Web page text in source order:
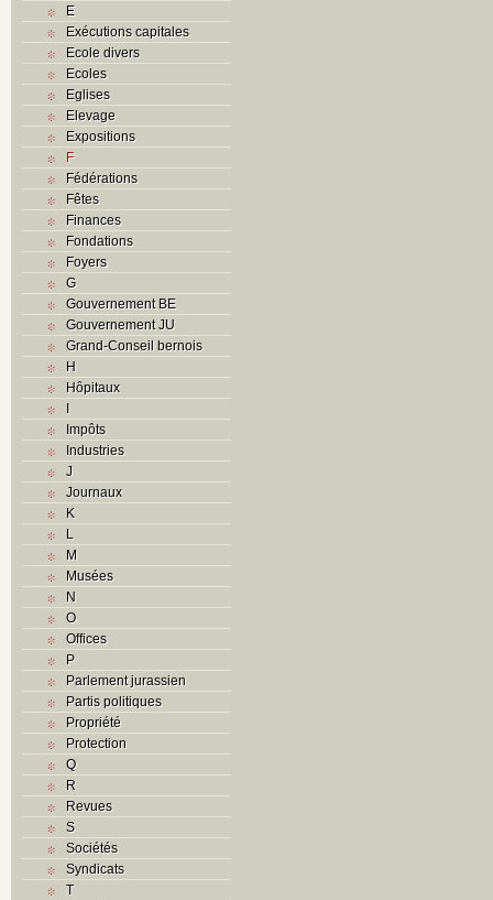
E
Exécutions capitales
Ecole divers
Ecoles
Eglises
Elevage
Expositions
F
Fédérations
Fêtes
Finances
Fondations
Foyers
G
Gouvernement BE
Gouvernement JU
Grand-Conseil bernois
H
Hôpitaux
I
Impôts
Industries
J
Journaux
K
L
M
Musées
N
O
Offices
P
Parlement jurassien
Partis politiques
Propriété
Protection
Q
R
Revues
S
Sociétés
Syndicats
T